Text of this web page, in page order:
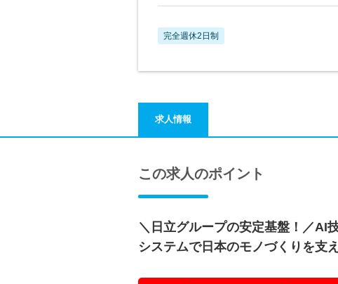
完全週休2日制
求人情報
この求人のポイント
＼日立グループの安定基盤！／AI
システムで日本のモノづくりを支